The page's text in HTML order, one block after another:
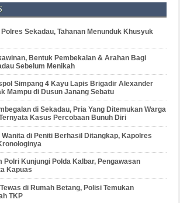
Sekadau, Tahanan Menunduk Khusyuk
Bentuk Pembekalan & Arahan Bagi
Sebelum Menikah
Simpang 4 Kayu Lapis Brigadir Alexander
Mampu di Dusun Janang Sebatu
di Sekadau, Pria Yang Ditemukan Warga
Kasus Percobaan Bunuh Diri
di Peniti Berhasil Ditangkap, Kapolres
Polri Kunjungi Polda Kalbar, Pengawasan
Kapuas
di Rumah Betang, Polisi Temukan
TKP